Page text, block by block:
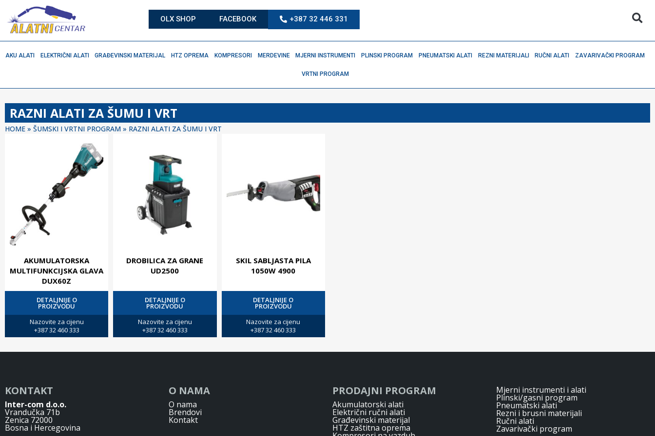
OLX SHOP FACEBOOK +387 32 446 331
AKU ALATI ELEKTRIČNI ALATI GRAĐEVINSKI MATERIJAL HTZ OPREMA KOMPRESORI MERDEVINE MJERNI INSTRUMENTI PLINSKI PROGRAM PNEUMATSKI ALATI REZNI MATERIJALI RUČNI ALATI ZAVARIVAČKI PROGRAM
VRTNI PROGRAM
RAZNI ALATI ZA ŠUMU I VRT
HOME » ŠUMSKI I VRTNI PROGRAM » RAZNI ALATI ZA ŠUMU I VRT
AKUMULATORSKA
MULTIFUNKCIJSKA GLAVA
DUX60Z
DETALJNIJE O
PROIZVODU
Nazovite za cijenu
+387 32 460 333
DROBILICA ZA GRANE
UD2500
DETALJNIJE O
PROIZVODU
Nazovite za cijenu
+387 32 460 333
SKIL SABLJASTA PILA
1050W 4900
DETALJNIJE O
PROIZVODU
Nazovite za cijenu
+387 32 460 333
KONTAKT
Inter-com d.o.o.
Vrandučka 71b
Zenica 72000
Bosna i Hercegovina
O NAMA
O nama
Brendovi
Kontakt
PRODAJNI PROGRAM
Akumulatorski alati
Električni ručni alati
Građevinski materijal
HTZ zaštitna oprema
Mjerni instrumenti i alati
Plinski/gasni program
Pneumatski alati
Rezni i brusni materijali
Ručni alati
Zavarivački program